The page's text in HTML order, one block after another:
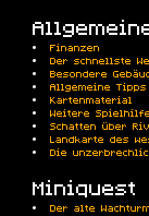
Finanzen
Der schnellste
Besondere
Allgemeine
Kartenmaterial
Weitere
Schatten über
Landkarte des
Die
Miniquest
Der alte Wachturm